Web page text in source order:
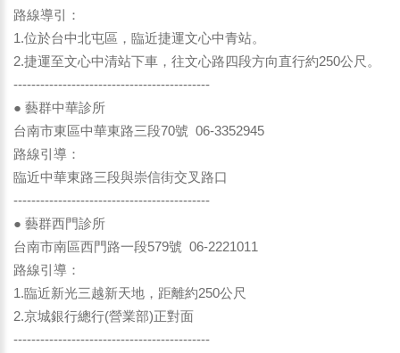
路線導引：
1.位於台中北屯區，臨近捷運文心中青站。
2.捷運至文心中清站下車，往文心路四段方向直行約250公尺。
--------------------------------------------
● 藝群中華診所
台南市東區中華東路三段70號 06-3352945
路線引導：
臨近中華東路三段與崇信街交叉路口
--------------------------------------------
● 藝群西門診所
台南市南區西門路一段579號 06-2221011
路線引導：
1.臨近新光三越新天地，距離約250公尺
2.京城銀行總行(營業部)正對面
--------------------------------------------